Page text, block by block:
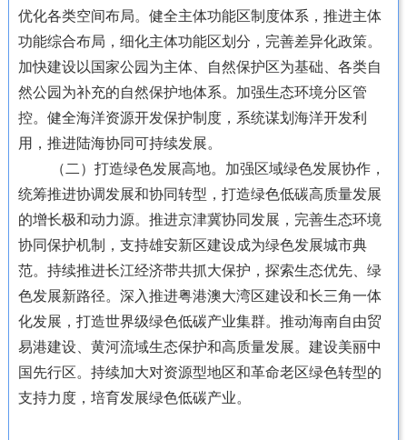
优化各类空间布局。健全主体功能区制度体系，推进主体
功能综合布局，细化主体功能区划分，完善差异化政策。
加快建设以国家公园为主体、自然保护区为基础、各类自
然公园为补充的自然保护地体系。加强生态环境分区管
控。健全海洋资源开发保护制度，系统谋划海洋开发利
用，推进陆海协同可持续发展。
（二）打造绿色发展高地。加强区域绿色发展协作，
统筹推进协调发展和协同转型，打造绿色低碳高质量发展
的增长极和动力源。推进京津冀协同发展，完善生态环境
协同保护机制，支持雄安新区建设成为绿色发展城市典
范。持续推进长江经济带共抓大保护，探索生态优先、绿
色发展新路径。深入推进粤港澳大湾区建设和长三角一体
化发展，打造世界级绿色低碳产业集群。推动海南自由贸
易港建设、黄河流域生态保护和高质量发展。建设美丽中
国先行区。持续加大对资源型地区和革命老区绿色转型的
支持力度，培育发展绿色低碳产业。